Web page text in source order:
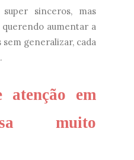
sinceros, mas
aumentar a
generalizar, cada
atenção em
muito